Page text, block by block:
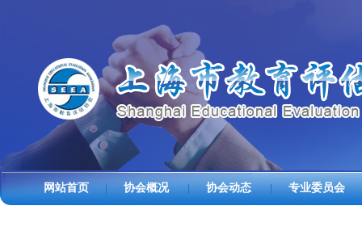
网站首页 协会概况 | 协会动态 | 专业委员会